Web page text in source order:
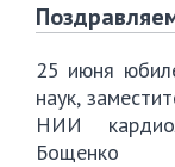
25 июня
наук,
НИИ
Бощенко